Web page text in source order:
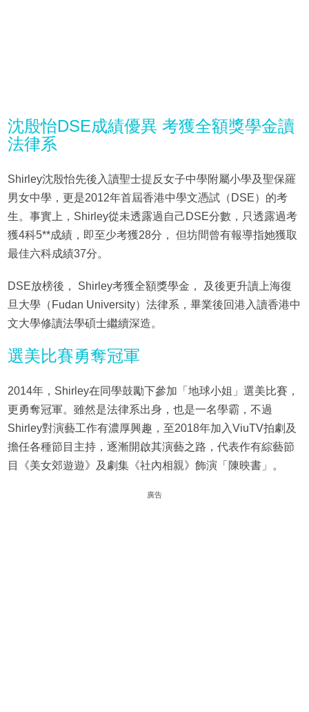
沈殷怡DSE成績優異 考獲全額獎學金讀
法律系
Shirley沈殷怡先後入讀聖士提反女子中學附屬小學及聖保羅
男女中學，更是2012年首屆香港中學文憑試（DSE）的考
生。事實上，Shirley從未透露過自己DSE分數，只透露過考
獲4科5**成績，即至少考獲28分， 但坊間曾有報導指她獲取
最佳六科成績37分。
DSE放榜後， Shirley考獲全額獎學金， 及後更升讀上海復
旦大學（Fudan University）法律系，畢業後回港入讀香港中
文大學修讀法學碩士繼續深造。
選美比賽勇奪冠軍
2014年，Shirley在同學鼓勵下參加「地球小姐」選美比賽，
更勇奪冠軍。雖然是法律系出身，也是一名學霸，不過
Shirley對演藝工作有濃厚興趣，至2018年加入ViuTV拍劇及
擔任各種節目主持，逐漸開啟其演藝之路，代表作有綜藝節
目《美女郊遊遊》及劇集《社內相親》飾演「陳映書」。
廣告